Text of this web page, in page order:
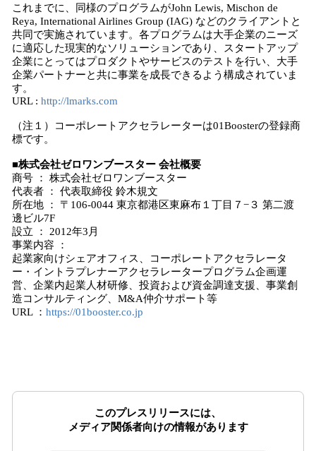
これまでに、同様のプログラムがJohn Lewis, Mischon de
Reya, International Airlines Group (IAG) などのクライアントと
共同で実施されています。各プログラムは大手企業のニーズ
に適応した現実的なソリューションであり、スタートアップ
企業にとってはプロダクトやサービスのテストを行い、大手
企業パートナーと共に事業を成長できるよう構成されていま
す。
URL : http://lmarks.com
（注１）コーポレートアクセラレーターは01Boosterの登録商
標です。
■株式会社ゼロワンブースター 会社概要
商号 ： 株式会社ゼロワンブースター
代表者 ： 代表取締役 鈴木規文
所在地 ： 〒106-0044 東京都港区東麻布１丁目７−３ 第二渡
邊ビル7F
設立 ： 2012年3月
事業内容 ：
起業家向けシェアオフィス、コーポレートアクセラレータ
ー・イントラプレナーアクセラレータープログラム企画運
営、企業内起業人材研修、投資および資金調達支援、事業創
造コンサルティング、M&A仲介サポート等
URL ： https://01booster.co.jp
このプレスリリースには、
メディア関係者向けの情報があります